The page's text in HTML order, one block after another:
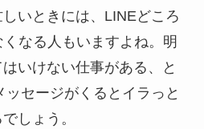
いときには、LINEどころ
なる人もいますよね。明
いけない仕事がある、と
セージがくるとイラっと
しょう。